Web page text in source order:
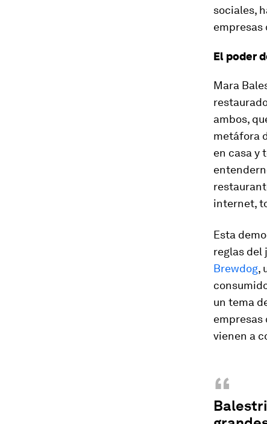
sociales,
empresas
El poder
Mara
ambos,
metáfora
en casa y
internet,
Esta
reglas del
Brewdog,
un tema
empresas
vienen a
“